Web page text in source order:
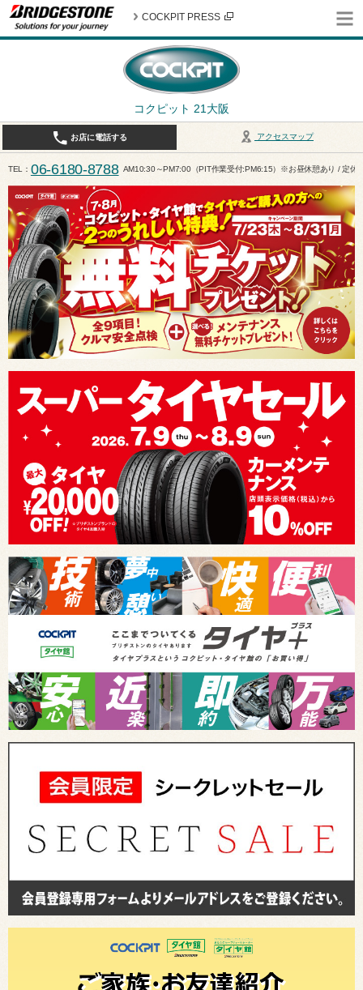
コクピット 21大阪
COCKPIT PRESS
アクセスマップ
お店に電話する
TEL 06-6180-8788 AM10:30～PM7:00（PIT作業受付:PM6:15）※お昼休憩あり / 定休